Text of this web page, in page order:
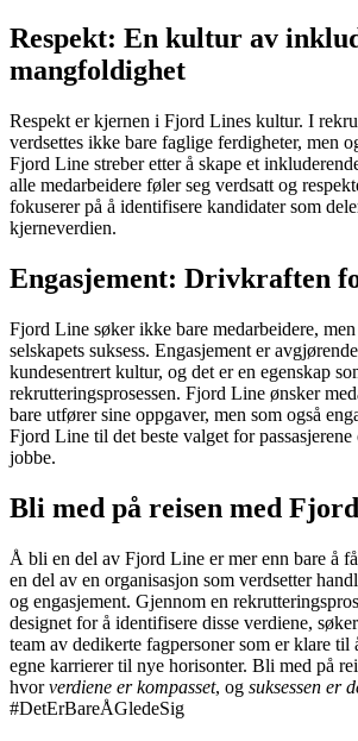
Respekt: En kultur av
mangfoldighet
Respekt er kjernen i Fjord Lines kultur. I
verdsettes ikke bare faglige ferdigheter, men
Fjord Line streber etter å skape et
alle medarbeidere føler seg verdsatt og
fokuserer på å identifisere kandidater som
kjerneverdien.
Engasjement: Drivkraften
Fjord Line søker ikke bare medarbeidere,
selskapets suksess. Engasjement er
kundesentrert kultur, og det er en egenskap
rekrutteringsprosessen. Fjord Line ønsker
bare utfører sine oppgaver, men som også
Fjord Line til det beste valget for passasjerene
jobbe.
Bli med på reisen med
Å bli en del av Fjord Line er mer enn bare å
en del av en organisasjon som verdsetter
og engasjement. Gjennom en
designet for å identifisere disse verdiene,
team av dedikerte fagpersoner som er klare til
egne karrierer til nye horisonter. Bli med på
hvorverdiene er kompasset, og suksessen er
#DetErBareÅGledeSig